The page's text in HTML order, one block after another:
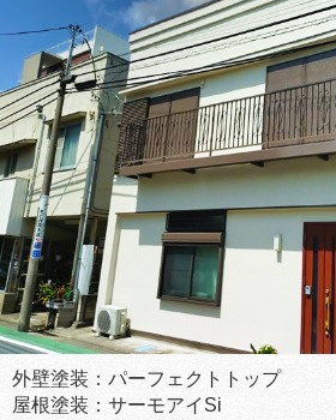
外壁塗装：パーフェクトトップ
屋根塗装：サーモアイSi